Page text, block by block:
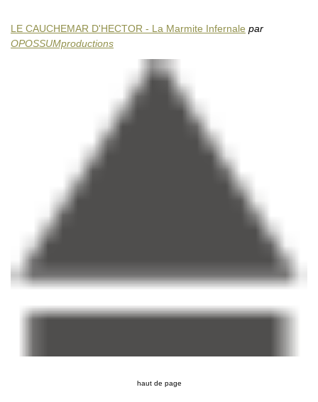
LE CAUCHEMAR D'HECTOR - La Marmite Infernale par
OPOSSUMproductions
haut de page